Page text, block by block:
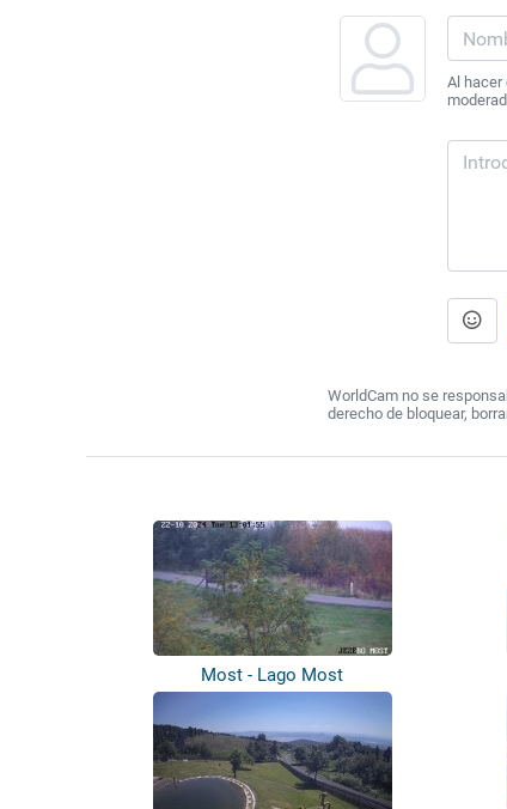
Al hacer
WorldCam no se
derecho de bloquear,
Most - Lago Most